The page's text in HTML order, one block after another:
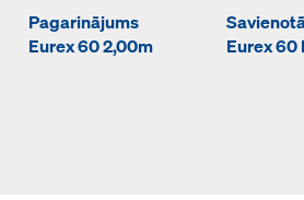
Pagarinājums
Eurex 60 2,00m
Eurex 60